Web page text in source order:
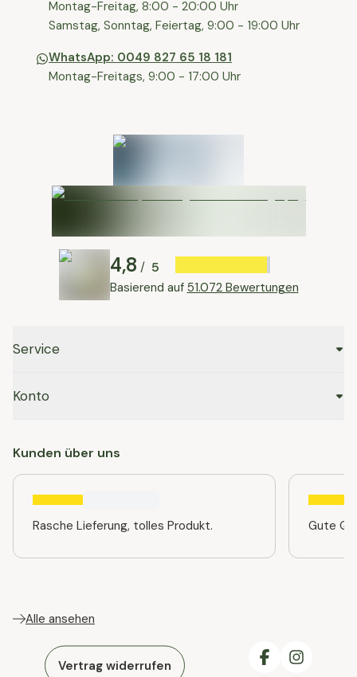
⁠⁠Montag-Freitag, 8:00 - 20:00 Uhr
⁠Samstag, Sonntag, Feiertag, 9:00 - 19:00 Uhr
WhatsApp: 0049 827 65 18 181
Montag-Freitags, 9:00 - 17:00 Uhr
4,8 / 5
Basierend auf 51.072 Bewertungen
Service
Konto
Kunden über uns
Rasche Lieferung, tolles Produkt. Gute
Alle ansehen
Vertrag widerrufen